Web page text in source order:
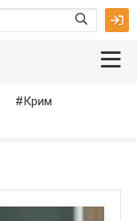
Крим